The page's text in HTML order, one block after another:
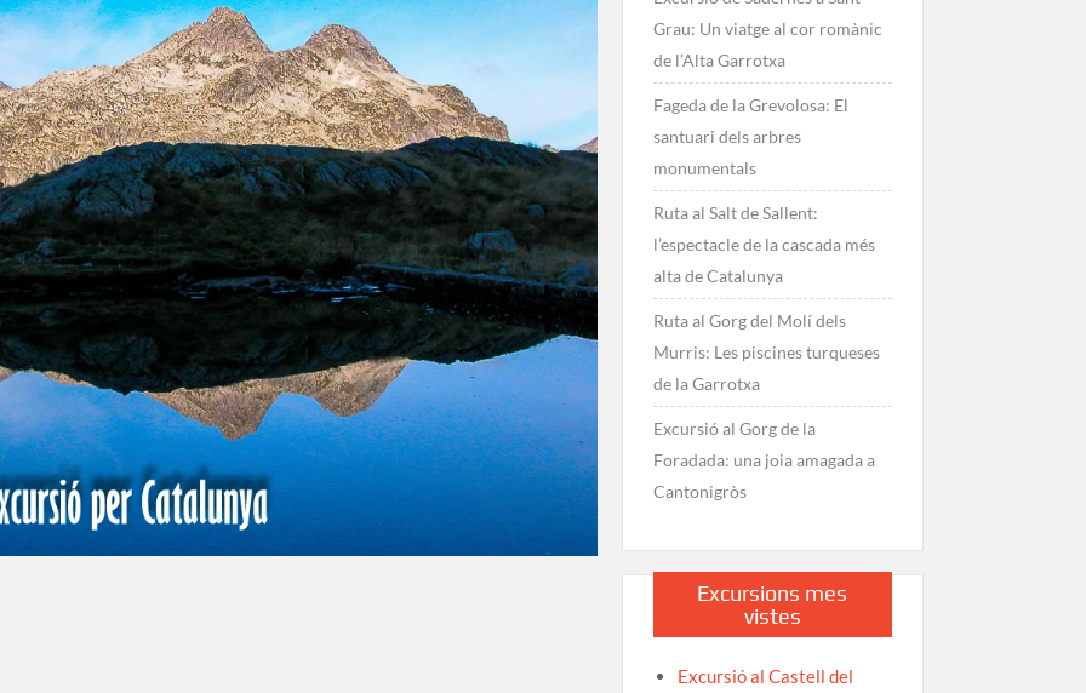
Grau: Un viatge al cor romànic
de l’Alta Garrotxa
Fageda de la Grevolosa: El
santuari dels arbres
monumentals
Ruta al Salt de Sallent:
l’espectacle de la cascada més
alta de Catalunya
Ruta al Gorg del Molí dels
Murris: Les piscines turqueses
de la Garrotxa
Excursió al Gorg de la
Foradada: una joia amagada a
Cantonigròs
Excursions mes
vistes
Excursió al Castell del